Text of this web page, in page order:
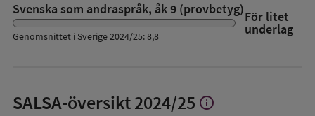
Svenska som andraspråk, åk 9 (provbetyg)För litet
underlag
Genomsnittet i Sverige 2024/25: 8,8
SALSA-översikt2024/25 Visa
info